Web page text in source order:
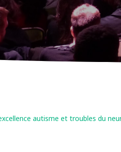
autisme et troubles du